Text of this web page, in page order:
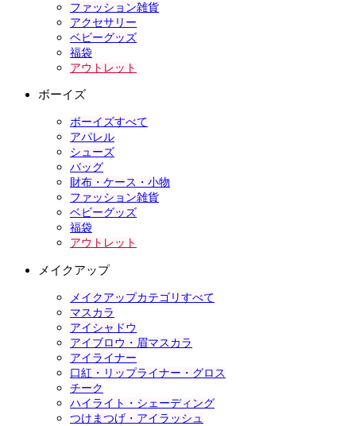
ファッション雑貨
アクセサリー
ベビーグッズ
福袋
アウトレット
ボーイズ
ボーイズすべて
アパレル
シューズ
バッグ
財布・ケース・小物
ファッション雑貨
ベビーグッズ
福袋
アウトレット
メイクアップ
メイクアップカテゴリすべて
マスカラ
アイシャドウ
アイブロウ・眉マスカラ
アイライナー
口紅・リップライナー・グロス
チーク
ハイライト・シェーディング
つけまつげ・アイラッシュ